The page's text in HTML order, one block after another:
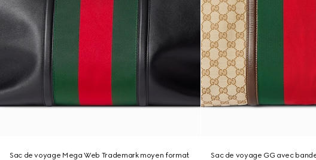
Sac de voyage Mega Web Trademark moyen format
Sac de voyage GG avec